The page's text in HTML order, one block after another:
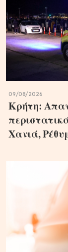
09/08/2026
Κρήτη:
Χανιά,